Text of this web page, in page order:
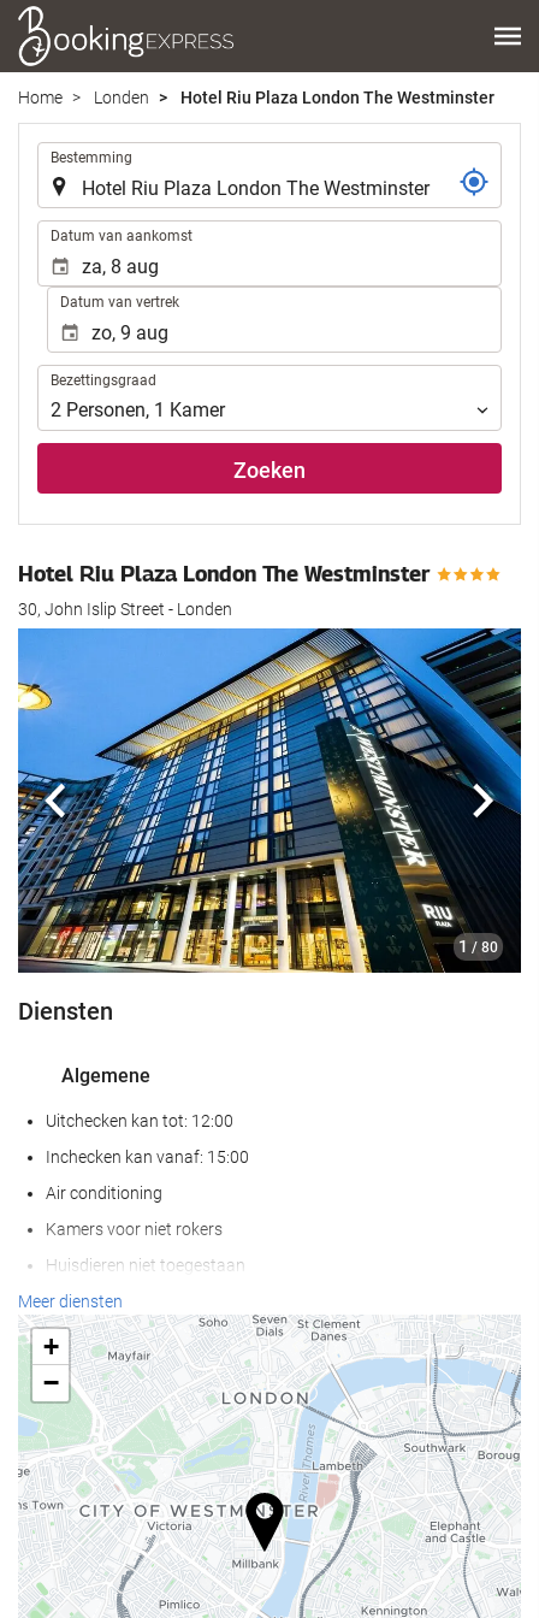
Home Londen Hotel Riu Plaza London The Westminster
Bestemming
Datum van aankomst
Datum van vertrek
Bezettingsgraad
Bezettingsgraad
2 Personen, 1 Kamer
Zoeken
Hotel Riu Plaza London The Westminster
30, John Islip Street - Londen
1 / 80
Vorige
Diensten
Algemene
Uitchecken kan tot: 12:00
Inchecken kan vanaf: 15:00
Air conditioning
Kamers voor niet rokers
Huisdieren niet toegestaan
Receptiediensten
24-uursreceptie
Eten en drinken
Bar
Internet
Gratis wifi
Meer diensten
+
−